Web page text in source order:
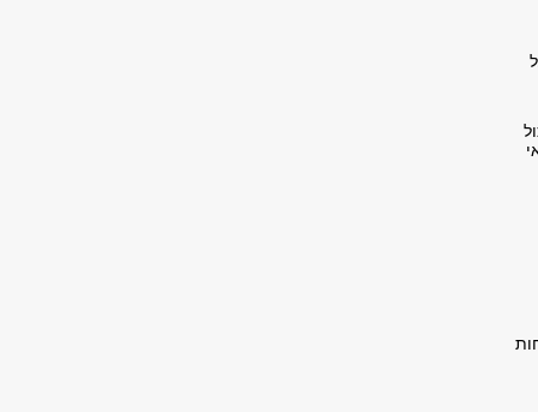
מסף הקבלה ולא פחותה מ- 75 יכול
סיום כל קורס השלמה בציון 70 לפחות